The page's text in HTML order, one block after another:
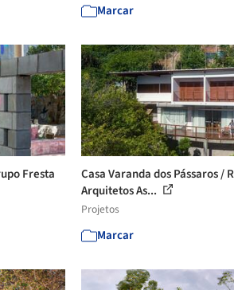
Marcar
Fresta
Casa Varanda dos Pássaros /
Arquitetos As...
Projetos
Marcar